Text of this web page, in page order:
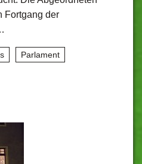
Fortgang der
Parlament